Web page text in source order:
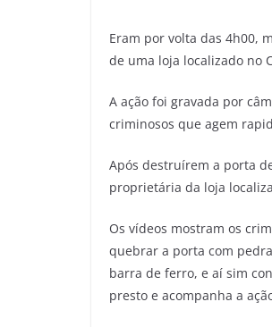
Eram por volta das 4h00,
de uma loja localizado no
A ação foi gravada por
criminosos que agem
Após destruírem a porta
proprietária da loja
Os vídeos mostram os
quebrar a porta com
barra de ferro, e aí sim
presto e acompanha a